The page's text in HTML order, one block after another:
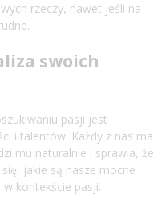
rzeczy, nawet jeśli na
swoich
pasji jest
i talentów. Każdy z nas ma
mu naturalnie i sprawia, że
jakie są nasze mocne
kontekście pasji.